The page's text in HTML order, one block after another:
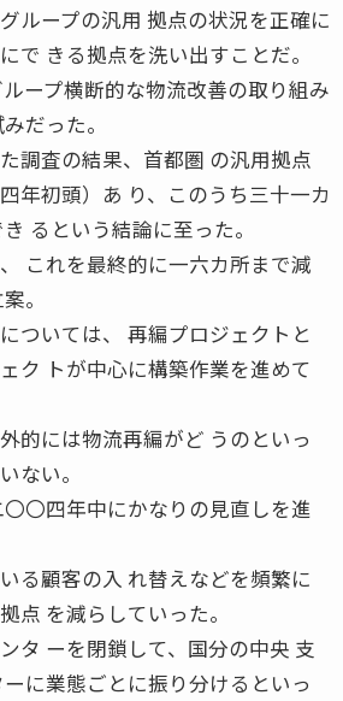
ループの汎用 拠点の状況を正確に
で きる拠点を洗い出すことだ。
ープ横断的な物流改善の取り組み
だった。
調査の結果、首都圏 の汎用拠点
年初頭）あ り、このうち三十一カ
るという結論に至った。
これを最終的に一六カ所まで減
。
ついては、 再編プロジェクトと
ク トが中心に構築作業を進めて
的には物流再編がど うのといっ
ない。
〇四年中にかなりの見直しを進
る顧客の入 れ替えなどを頻繁に
点 を減らしていった。
タ ーを閉鎖して、国分の中央 支
に業態ごとに振り分けるといっ